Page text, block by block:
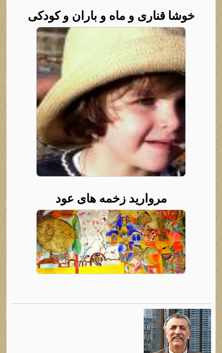
خوشا قناری و ماه و باران و کودکی
مروارید زخمه های عود